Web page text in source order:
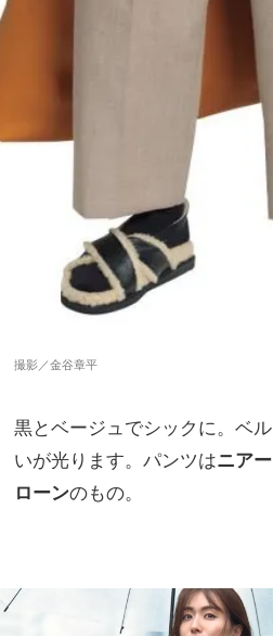
撮影／金谷章平
黒とベージュでシックに。ベ
いが光ります。パンツはニア
ローンのもの。